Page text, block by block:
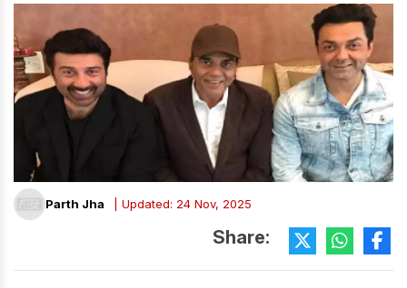
Parth Jha | Updated: 24 Nov, 2025
Share: